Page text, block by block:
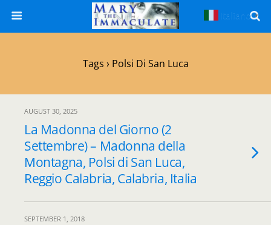
Tags › Polsi Di San Luca
AUGUST 30, 2025
La Madonna del Giorno (2
Settembre) – Madonna della
Montagna, Polsi di San Luca,
Reggio Calabria, Calabria, Italia
SEPTEMBER 1, 2018
Italiano ▼